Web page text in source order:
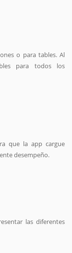
o para tables. Al
para todos los
que la app cargue
desempeño.
las diferentes